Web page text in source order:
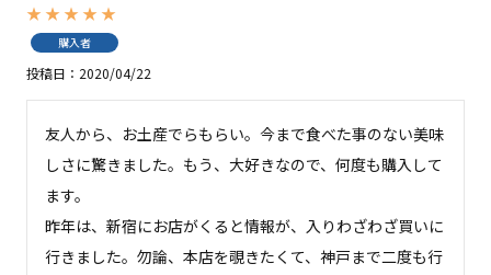
購入者
投稿日 2020/04/22
友人から、お土産でらもらい。今まで食べた事のない美味
しさに驚きました。もう、大好きなので、何度も購入して
ます。
昨年は、新宿にお店がくると情報が、入りわざわざ買いに
行きました。勿論、本店を覗きたくて、神戸まで二度も行